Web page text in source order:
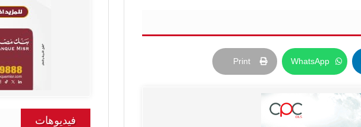
WhatsApp
Print
فيديوهات